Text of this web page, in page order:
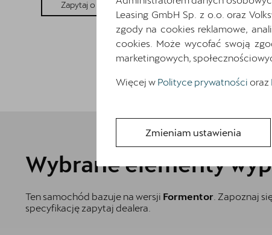
Zapytaj o szczegóły Pokaż szczegóły
Wybrane elementy
Ten samochód bazuje na wersji Formentor . Zapoznaj
specyfikację zapytaj dealera.
Leasing GmbH Sp. z o.o. oraz
zgody na cookies reklamowe,
cookies. Może wycofać swoją
marketingowych,
Więcej w Polityce prywatności oraz
Zmieniam ustawienia